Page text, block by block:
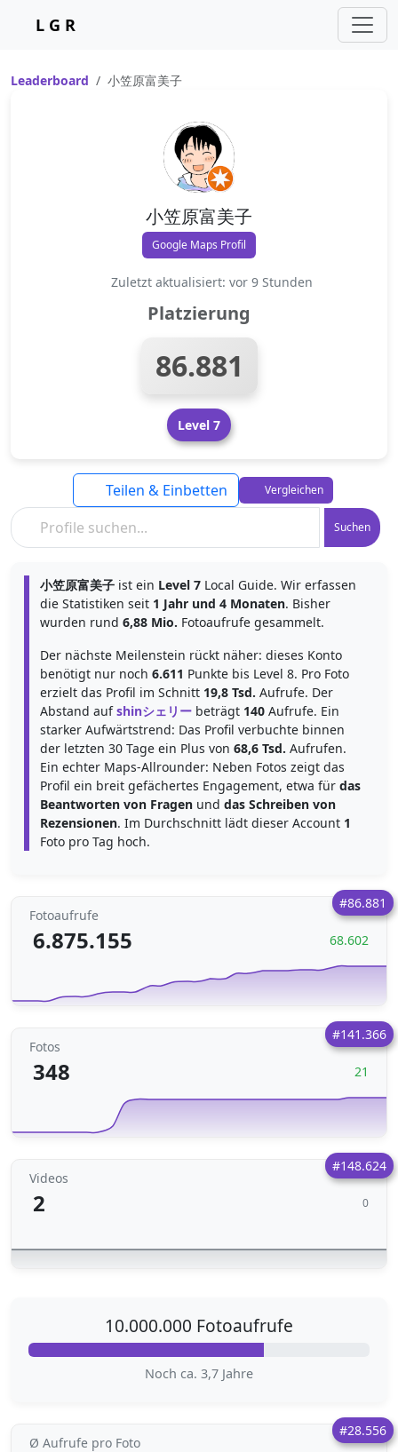
L G R
Leaderboard 小笠原富美子
小笠原富美子
Google Maps Profil
Zuletzt aktualisiert: vor 9 Stunden
Platzierung
86.881
Level 7
Suchen
Teilen & Einbetten Vergleichen
小笠原富美子 ist ein Level 7 Local Guide. Wir erfassen
die Statistiken seit 1 Jahr und 4 Monaten. Bisher
wurden rund 6,88 Mio. Fotoaufrufe gesammelt.
Der nächste Meilenstein rückt näher: dieses Konto
benötigt nur noch 6.611 Punkte bis Level 8. Pro Foto
erzielt das Profil im Schnitt 19,8 Tsd. Aufrufe. Der
Abstand aufshinシェリー beträgt 140 Aufrufe. Ein
starker Aufwärtstrend: Das Profil verbuchte binnen
der letzten 30 Tage ein Plus von 68,6 Tsd. Aufrufen.
Ein echter Maps-Allrounder: Neben Fotos zeigt das
Profil ein breit gefächertes Engagement, etwa für das
Beantworten von Fragen und das Schreiben von
Rezensionen. Im Durchschnitt lädt dieser Account 1
Foto pro Tag hoch.
#86.881
Fotoaufrufe
6.875.155 68.602
#141.366
Fotos
348 21
#148.624
Videos
2 0
10.000.000 Fotoaufrufe
Noch ca. 3,7 Jahre
#28.556
Ø Aufrufe pro Foto